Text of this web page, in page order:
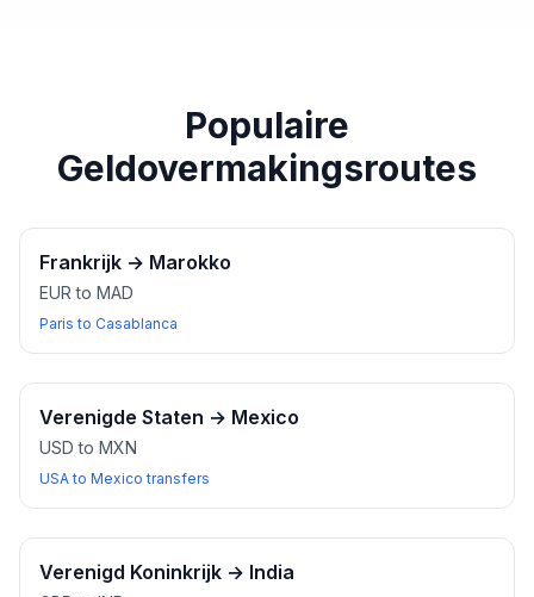
Populaire
Geldovermakingsroutes
Frankrijk → Marokko
EUR to MAD
Paris to Casablanca
Verenigde Staten → Mexico
USD to MXN
USA to Mexico transfers
Verenigd Koninkrijk → India